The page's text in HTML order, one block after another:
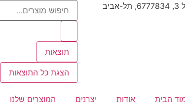
תוצאות
הצגת כל התוצאות
הבית אודות יצרנים המוצרים שלנו